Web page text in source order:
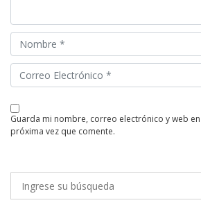
guarda mi nombre, correo electrónico y web en este navegador para la
próxima vez que comente.